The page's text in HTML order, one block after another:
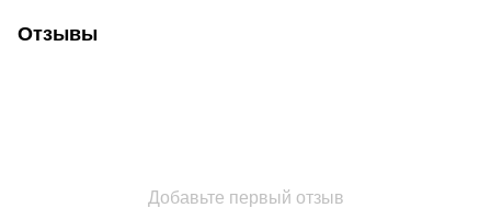
Отзывы
Добавьте первый отзыв